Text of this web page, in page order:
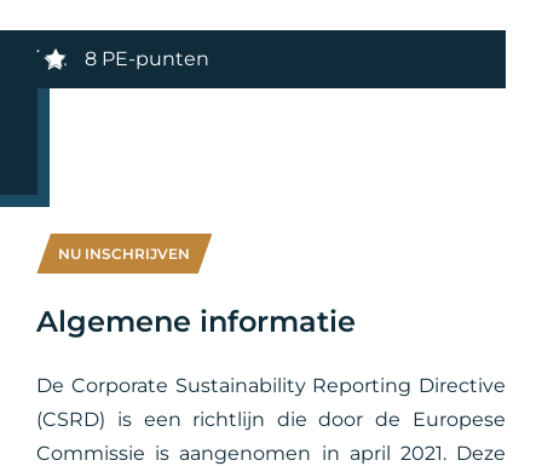
8 PE-punten
NU INSCHRIJVEN
Algemene informatie
De Corporate Sustainability Reporting Directive
(CSRD) is een richtlijn die door de Europese
Commissie is aangenomen in april 2021. Deze